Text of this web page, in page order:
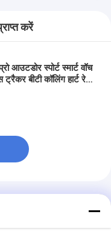
करें
आउटडोर स्पोर्ट स्मार्ट वॉच
बीटी कॉलिंग हार्ट रेट